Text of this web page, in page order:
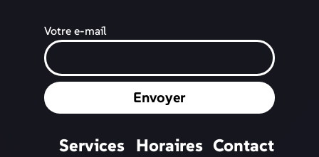
Votre e-mail
Envoyer
Services Horaires Contact